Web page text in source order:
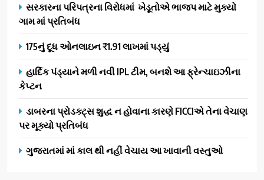
સરકારના પરિપત્રના વિરોધમાં ખેડૂતોએ ભાજપ માટે મુક્યો
ગામ માં પ્રતિબંધ
175નું દૂધ ઓનલાઇન ₹1.91 લાખમાં પડ્યું
હાર્દિક પંડ્યાને મળી નવી IPL ટીમ, બનશે આ ફ્રેન્ચાઇઝીના
કેપ્ટન
ડાબરના પ્રોડક્ટ્સ શુદ્ધ ન હોવાના કારણે FICCIએ તેના વેચાણ
પર મૂક્યો પ્રતિબંધ
ગુજરાતમાં માં કાલ થી નહીં વેચાય આ ખાવાની વસ્તુઓ